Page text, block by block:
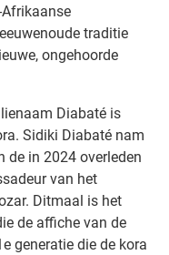
traditie
ongehoorde
Diabaté is
Sidiki Diabaté nam
de in 2024 overleden
van het
Ditmaal is het
de affiche van de
generatie die de kora